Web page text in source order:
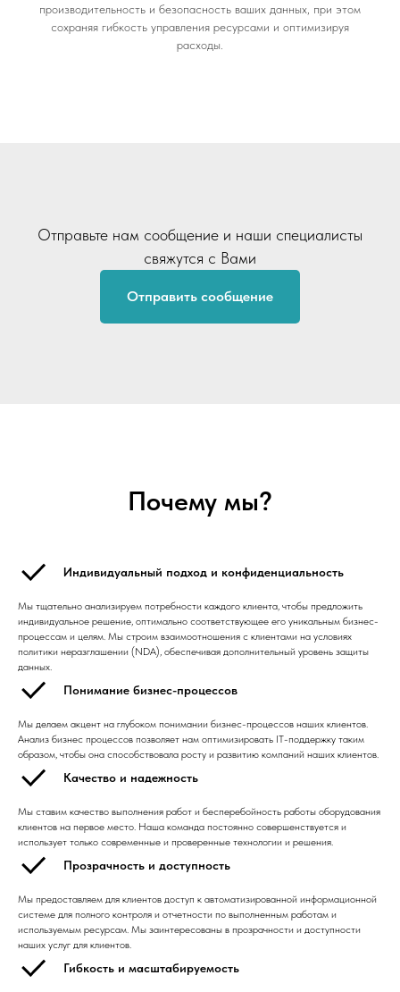
производительность и безопасность ваших данных, при этом
сохраняя гибкость управления ресурсами и оптимизируя
расходы.
Отправьте нам сообщение и наши специалисты
свяжутся с Вами
Отправить сообщение
Почему мы?
Индивидуальный подход и конфиденциальность
Мы тщательно анализируем потребности каждого клиента, чтобы предложить
индивидуальное решение, оптимально соответствующее его уникальным бизнес-
процессам и целям. Мы строим взаимоотношения с клиентами на условиях
политики неразглашении (NDA), обеспечивая дополнительный уровень защиты
данных.
Понимание бизнес-процессов
Мы делаем акцент на глубоком понимании бизнес-процессов наших клиентов.
Анализ бизнес процессов позволяет нам оптимизировать IT-поддержку таким
образом, чтобы она способствовала росту и развитию компаний наших клиентов.
Качество и надежность
Мы ставим качество выполнения работ и бесперебойность работы оборудования
клиентов на первое место. Наша команда постоянно совершенствуется и
использует только современные и проверенные технологии и решения.
Прозрачность и доступность
Мы предоставляем для клиентов доступ к автоматизированной информационной
системе для полного контроля и отчетности по выполненным работам и
используемым ресурсам. Мы заинтересованы в прозрачности и доступности
наших услуг для клиентов.
Гибкость и масштабируемость